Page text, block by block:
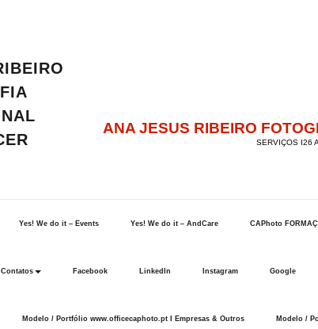
ANA JESUS RIBEIRO
SERVIÇOS I26
Yes! We do it – Events Yes! We do it – AndCare CAPhoto
Contatos Facebook LinkedIn Instagram Google
Modelo / Portfólio www.officecaphoto.pt I Empresas & Outros Modelo /